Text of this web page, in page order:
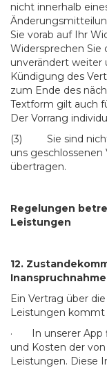
nicht innerhalb
Sie vorab auf Ihr
Widersprechen Sie
unverändert weiter
Kündigung des
zum Ende des
Textform gilt auch
Der Vorrang
(3) Sie sind nicht
uns geschlossenen
übertragen.
Regelungen
Leistungen
12.
Ein Vertrag über
Leistungen
· In unserer App
und Kosten der
Leistungen. Diese